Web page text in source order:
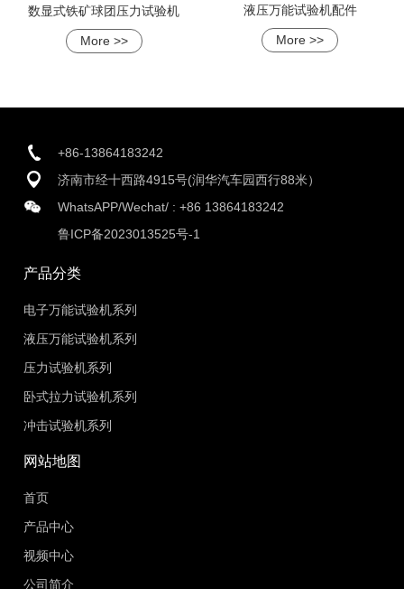
数显式铁矿球团压力试验机
More >>
液压万能试验机配件
More >>
+86-13864183242
济南市经十西路4915号(润华汽车园西行88米）
WhatsAPP/Wechat/ :+86 13864183242
鲁ICP备2023013525号-1
产品分类
电子万能试验机系列
液压万能试验机系列
压力试验机系列
卧式拉力试验机系列
冲击试验机系列
网站地图
首页
产品中心
视频中心
公司简介